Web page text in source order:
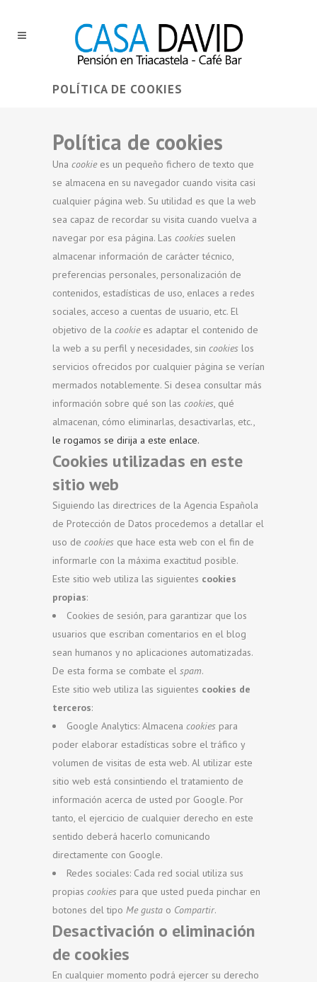
POLÍTICA DE COOKIES
Política de cookies
Una cookiees un pequeño fichero de texto que
se almacena en su navegador cuando visita casi
cualquier página web. Su utilidad es que la web
sea capaz de recordar su visita cuando vuelva a
navegar por esa página. Las cookies suelen
almacenar información de carácter técnico,
preferencias personales, personalización de
contenidos, estadísticas de uso, enlaces a redes
sociales, acceso a cuentas de usuario, etc. El
objetivo de la cookiees adaptar el contenido de
la web a su perfil y necesidades, sin cookies los
servicios ofrecidos por cualquier página se verían
mermados notablemente. Si desea consultar más
información sobre qué son las cookies, qué
almacenan, cómo eliminarlas, desactivarlas, etc.,
le rogamos se dirija a este enlace.
Cookies utilizadas en este
sitio web
Siguiendo las directrices de la Agencia Española
de Protección de Datos procedemos a detallar el
uso de cookies que hace esta web con el fin de
informarle con la máxima exactitud posible.
Este sitio web utiliza las siguientes cookies
propias:
Cookies de sesión, para garantizar que los
usuarios que escriban comentarios en el blog
sean humanos y no aplicaciones automatizadas.
De esta forma se combate el spam.
Este sitio web utiliza las siguientes cookies de
terceros:
Google Analytics: Almacena cookies para
poder elaborar estadísticas sobre el tráfico y
volumen de visitas de esta web. Al utilizar este
sitio web está consintiendo el tratamiento de
información acerca de usted por Google. Por
tanto, el ejercicio de cualquier derecho en este
sentido deberá hacerlo comunicando
directamente con Google.
Redes sociales: Cada red social utiliza sus
propias cookies para que usted pueda pinchar en
botones del tipo Me gusta o Compartir.
Desactivación o eliminación
de cookies
En cualquier momento podrá ejercer su derecho